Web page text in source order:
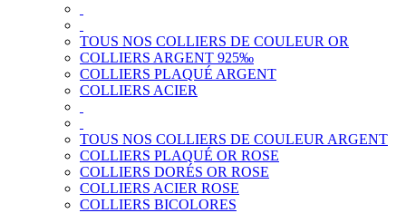
TOUS NOS COLLIERS DE COULEUR OR
COLLIERS ARGENT 925‰
COLLIERS PLAQUÉ ARGENT
COLLIERS ACIER
TOUS NOS COLLIERS DE COULEUR ARGENT
COLLIERS PLAQUÉ OR ROSE
COLLIERS DORÉS OR ROSE
COLLIERS ACIER ROSE
COLLIERS BICOLORES